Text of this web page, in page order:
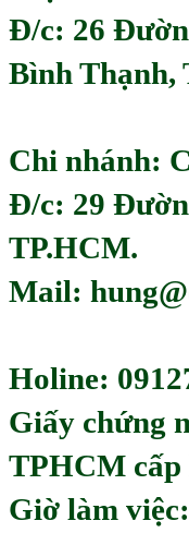
Đ/c: 26
Bình Thạnh,
Chi nhánh:
Đ/c: 29
TP.HCM.
Mail:
Holine:
Giấy chứng
TPHCM cấp
Giờ làm